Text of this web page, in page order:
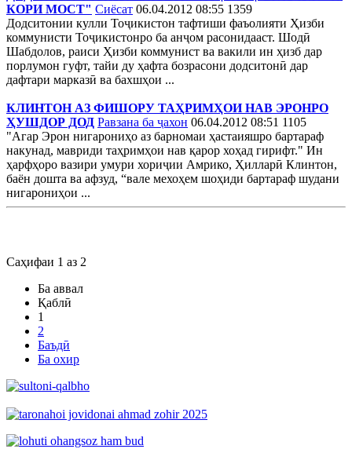
КОРИ МОСТ" Сиёсат 06.04.2012 08:55 1359
Додситонии кулли Тоҷикистон тафтиши фаъолияти Ҳизби
коммунисти Тоҷикистонро ба анҷом расонидааст. Шодӣ
Шабдолов, раиси Ҳизби коммунист ва вакили ин ҳизб дар
порлумон гуфт, тайи ду ҳафта бозрасони додситонӣ дар
дафтари марказӣ ва бахшҳои ...
КЛИНТОН АЗ ФИШОРУ ТАҲРИМҲОИ НАВ ЭРОНРО
ҲУШДОР ДОД Равзана ба ҷахон 06.04.2012 08:51 1105
"Агар Эрон нигарониҳо аз барномаи ҳастаияшро бартараф
накунад, мавриди таҳримҳои нав қарор хоҳад гирифт." Ин
ҳарфҳоро вазири умури хориҷии Амрико, Ҳилларӣ Клинтон,
баён дошта ва афзуд, “вале мехоҳем шоҳиди бартараф шудани
нигарониҳои ...
Саҳифаи 1 аз 2
Ба аввал
Қаблӣ
1
2
Баъдӣ
Ба охир